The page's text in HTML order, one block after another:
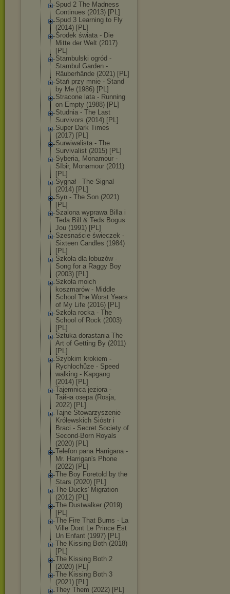
Spud 2 The Madness
Continues (2013) [PL]
Spud 3 Learning to Fly
(2014) [PL]
Środek świata - Die
Mitte der Welt (2017)
[PL]
Stambulski ogród -
Stambul Garden -
Räuberhände (2021) [PL]
Stań przy mnie - Stand
by Me (1986) [PL]
Stracone lata - Running
on Empty (1988) [PL]
Studnia - The Last
Survivors (2014) [PL]
Super Dark Times
(2017) [PL]
Surwiwalista - The
Survivalist (2015) [PL]
Syberia, Monamour -
SIbir, Monamour (2011)
[PL]
Sygnał - The Signal
(2014) [PL]
Syn - The Son (2021)
[PL]
Szalona wyprawa Billa i
Teda Bill & Teds Bogus
Jou (1991) [PL]
Szesnaście świeczek -
Sixteen Candles (1984)
[PL]
Szkoła dla łobuzów -
Song for a Raggy Boy
(2003) [PL]
Szkoła moich
koszmarów - Middle
School The Worst Years
of My Life (2016) [PL]
Szkoła rocka - The
School of Rock (2003)
[PL]
Sztuka dorastania The
Art of Getting By (2011)
[PL]
Szybkim krokiem -
Rychlochůze - Speed
walking - Kapgang
(2014) [PL]
Tajemnica jeziora -
Тайна озера (Rosja,
2022) [PL]
Tajne Stowarzyszenie
Królewskich Sióstr i
Braci - Secret Society of
Second-Born Royals
(2020) [PL]
Telefon pana Harrigana -
Mr. Harrigan's Phone
(2022) [PL]
The Boy Foretold by the
Stars (2020) [PL]
The Ducks' Migration
(2012) [PL]
The Dustwalker (2019)
[PL]
The Fire That Burns - La
Ville Dont Le Prince Est
Un Enfant (1997) [PL]
The Kissing Both (2018)
[PL]
The Kissing Both 2
(2020) [PL]
The Kissing Both 3
(2021) [PL]
They Them (2022) [PL]